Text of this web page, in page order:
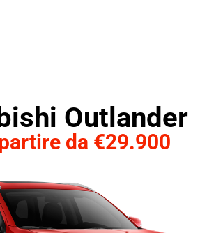
Outlander
da €29.900